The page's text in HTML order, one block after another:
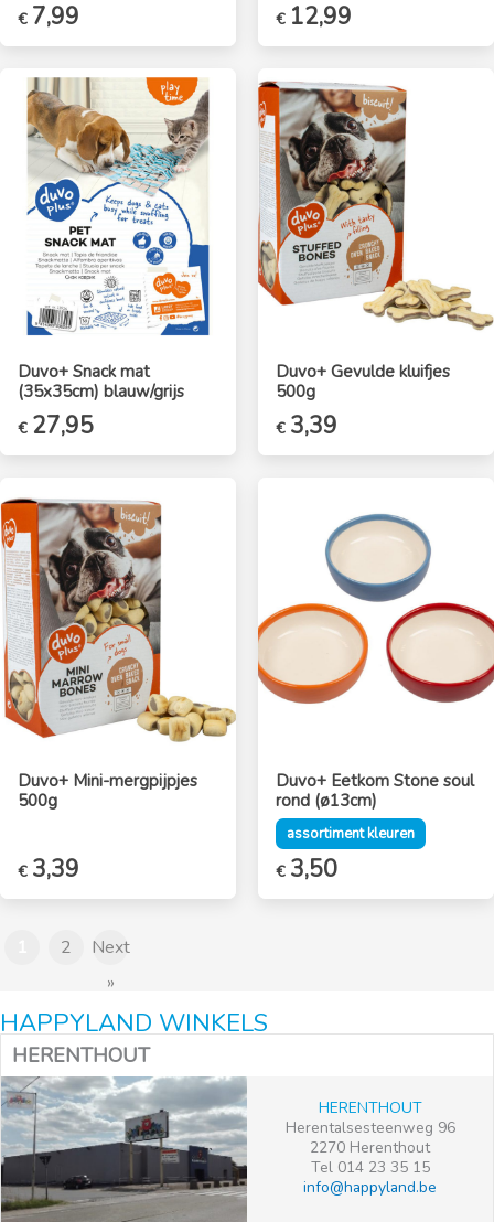
Oorspronkelijke
€13,95.
€ 7,99
€7,99.
€ 12,99
Duvo+ Snack mat
(35x35cm) blauw/grijs
€ 27,95
Duvo+ Gevulde kluifjes
500g
€ 3,39
Duvo+ Mini-mergpijpjes
500g
€ 3,39
Duvo+ Eetkom Stone soul
rond (ø13cm)
assortiment kleuren
Oorspronkelijke
€ 3,50
2
Next
»
HAPPYLAND WINKELS
HERENTHOUT
HERENTHOUT
Herentalsesteenweg 96
2270 Herenthout
Tel 014 23 35 15
info@happyland.be